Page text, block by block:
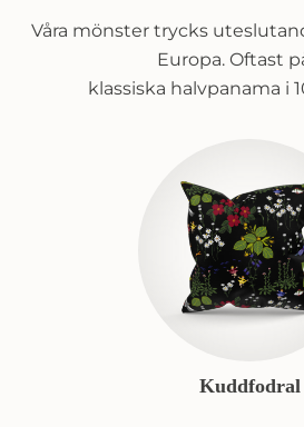
Våra mönster trycks
Europa. Oftast
klassiska halvpanama i
Kuddfodral